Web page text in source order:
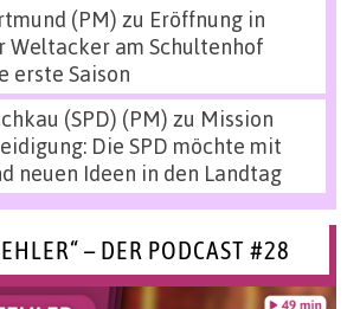
(PM) zu Eröffnung in
Weltacker am Schultenhof
erste Saison
(SPD) (PM) zu Mission
Die SPD möchte mit
neuen Ideen in den Landtag
– DER PODCAST #28